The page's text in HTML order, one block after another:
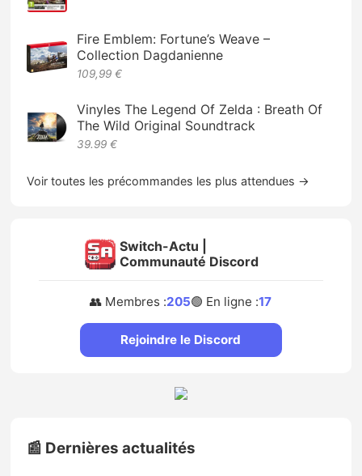
Fire Emblem: Fortune’s Weave –
Collection Dagdanienne
109,99 €
Vinyles The Legend Of Zelda : Breath Of
The Wild Original Soundtrack
39.99 €
Voir toutes les précommandes les plus attendues →
Switch-Actu |
Communauté Discord
👥 Membres :205🟢 En ligne :17
Rejoindre le Discord
📰 Dernières actualités